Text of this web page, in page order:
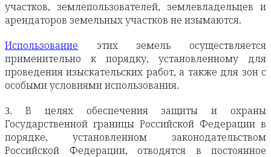
участков, землепользователей, землевладельцев и
арендаторов земельных участков не изымаются.
Использование этих земель осуществляется
применительно к порядку, установленному для
проведения изыскательских работ, а также для зон с
особыми условиями использования.
3. В целях обеспечения защиты и охраны
Государственной границы Российской Федерации в
порядке, установленном законодательством
Российской Федерации, отводятся в постоянное